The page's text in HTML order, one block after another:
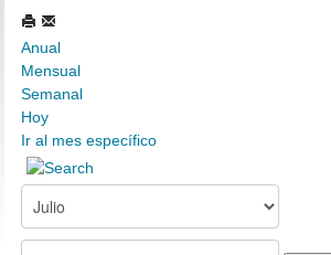
Anual
Mensual
Semanal
Hoy
Ir al mes específico